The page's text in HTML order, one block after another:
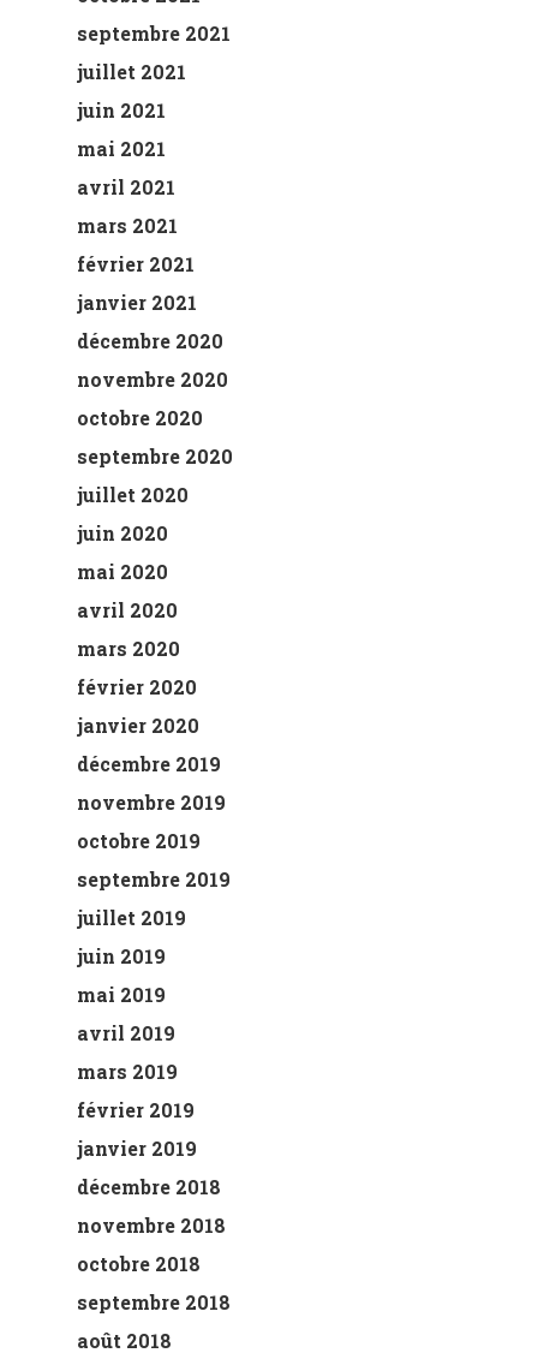
septembre 2021
juillet 2021
juin 2021
mai 2021
avril 2021
mars 2021
février 2021
janvier 2021
décembre 2020
novembre 2020
octobre 2020
septembre 2020
juillet 2020
juin 2020
mai 2020
avril 2020
mars 2020
février 2020
janvier 2020
décembre 2019
novembre 2019
octobre 2019
septembre 2019
juillet 2019
juin 2019
mai 2019
avril 2019
mars 2019
février 2019
janvier 2019
décembre 2018
novembre 2018
octobre 2018
septembre 2018
août 2018